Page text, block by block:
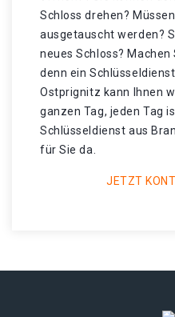
Schloss drehen?
ausgetauscht werden?
neues Schloss? Machen
denn ein
Ostprignitz kann Ihnen
ganzen Tag, jeden Tag
Schlüsseldienst aus
für Sie da.
JETZT